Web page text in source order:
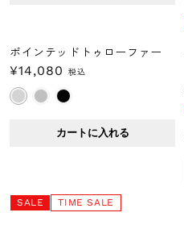
ポインテッドトゥローファー
通
常
価
¥14,080 税込
カートに入れる
SALE TIME SALE